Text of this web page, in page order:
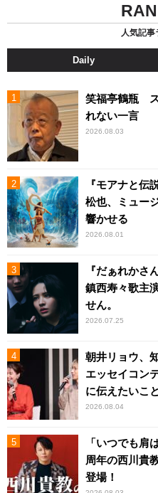
人気記
Daily
笑福亭鶴瓶
れない一言
2026.08.03
『モアナと伝
松也、ミュー
響かせる
2026.08.01
『だぁれかさ
鎮西寿々歌主
せん。
2026.07.25
朝井リョウ、
エッセイコン
に伝えたいこと
2026.08.04
「いつでも肩
周年の西川貴
登場！